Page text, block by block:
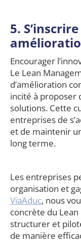
5.
Encourager
Le Lean
d’amélioration
incité à proposer
solutions. Cette
entreprises de
et de maintenir
long terme.
Les entreprises
organisation et
ViaAduc, nous
concrète du
structurer et
de manière